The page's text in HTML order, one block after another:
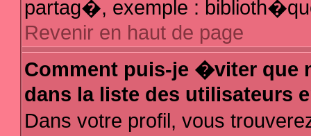
partag�, exemple :
Revenir en haut de page
Comment puis-je �viter que
dans la liste des utilisateurs
Dans votre profil, vous